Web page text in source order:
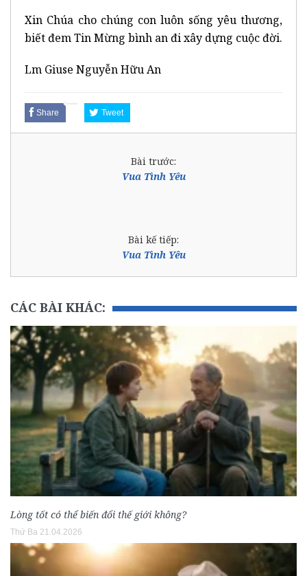
Xin Chúa cho chúng con luôn sống yêu thương,
biết đem Tin Mừng bình an đi xây dựng cuộc đời.
Lm Giuse Nguyễn Hữu An
Share Tweet
Bài trước:
Vua Tình Yêu
Bài kế tiếp:
Vua Tình Yêu
CÁC BÀI KHÁC:
Lòng tốt có thể biến đổi thế giới không?
Thứ Ba 21.04.2026